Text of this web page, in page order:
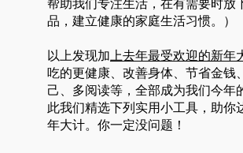
帮助我们专注生活，在有需要时放
品，建立健康的家庭生活习惯。）
以上发现加上去年最受欢迎的新年
吃的更健康、改善身体、节省金钱
己、多阅读等，全部成为我们今年
此我们精选下列实用小工具，助你
年大计。你一定没问题！